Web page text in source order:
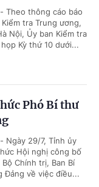
Theo thông cáo báo
tra Trung ương,
Nội, Ủy ban Kiểm tra
Kỳ thứ 10 dưới...
Phó Bí thư
Ngày 29/7, Tỉnh ủy
Hội nghị công bố
Chính trị, Ban Bí
Đảng về việc điều...